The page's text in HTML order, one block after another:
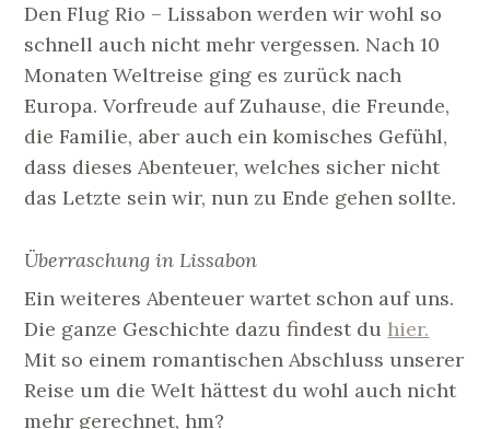
Den Flug Rio – Lissabon werden wir wohl so
schnell auch nicht mehr vergessen. Nach 10
Monaten Weltreise ging es zurück nach
Europa. Vorfreude auf Zuhause, die Freunde,
die Familie, aber auch ein komisches Gefühl,
dass dieses Abenteuer, welches sicher nicht
das Letzte sein wir, nun zu Ende gehen sollte.
Überraschung in Lissabon
Ein weiteres Abenteuer wartet schon auf uns.
Die ganze Geschichte dazu findest du hier.
Mit so einem romantischen Abschluss unserer
Reise um die Welt hättest du wohl auch nicht
mehr gerechnet, hm?